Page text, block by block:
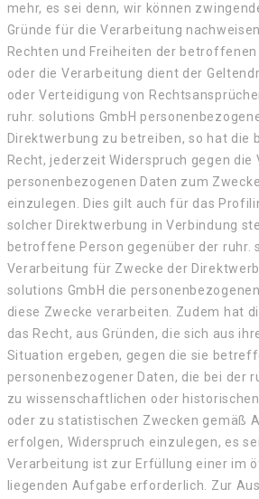
mehr, es sei denn, wir können
Gründe für die Verarbeitung
Rechten und Freiheiten der
oder die Verarbeitung dient der
oder Verteidigung von
ruhr. solutions GmbH
Direktwerbung zu betreiben, so hat die
Recht, jederzeit Widerspruch gegen die
personenbezogenen Daten zum
einzulegen. Dies gilt auch für das
solcher Direktwerbung in Verbindung
betroffene Person gegenüber der ruhr.
Verarbeitung für Zwecke der
solutions GmbH die
diese Zwecke verarbeiten. Zudem hat
das Recht, aus Gründen, die sich aus
Situation ergeben, gegen die sie
personenbezogener Daten, die bei der
zu wissenschaftlichen oder
oder zu statistischen Zwecken gemäß
erfolgen, Widerspruch einzulegen, es
Verarbeitung ist zur Erfüllung einer im
liegenden Aufgabe erforderlich. Zur